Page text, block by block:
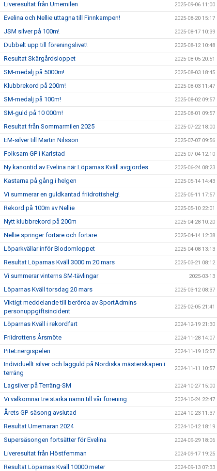
Liveresultat från Umemilen 2025-09-06 11:00
Evelina och Nellie uttagna till Finnkampen! 2025-08-20 15:17
JSM silver på 100m! 2025-08-17 10:39
Dubbelt upp till föreningslivet! 2025-08-12 10:48
Resultat Skärgårdsloppet 2025-08-05 20:51
SM-medalj på 5000m! 2025-08-03 18:45
Klubbrekord på 200m! 2025-08-03 11:47
SM-medalj på 100m! 2025-08-02 09:57
SM-guld på 10 000m! 2025-08-01 09:57
Resultat från Sommarmilen 2025 2025-07-22 18:00
EM-silver till Martin Nilsson 2025-07-07 09:56
Folksam GP i Karlstad 2025-07-04 12:10
Ny kanontid av Evelina när Löparnas Kväll avgjordes 2025-06-24 08:23
Kastarna på gång i helgen 2025-05-14 14:43
Vi summerar en guldkantad friidrottshelg! 2025-05-11 17:57
Rekord på 100m av Nellie 2025-05-10 22:01
Nytt klubbrekord på 200m 2025-04-28 10:20
Nellie springer fortare och fortare 2025-04-14 12:38
Löparkvällar inför Blodomloppet 2025-04-08 13:13
Resultat Löparnas Kväll 3000 m 20 mars 2025-03-21 08:12
Vi summerar vinterns SM-tävlingar 2025-03-13
Löparnas Kväll torsdag 20 mars 2025-03-12 08:37
Viktigt meddelande till berörda av SportAdmins
personuppgiftsincident
2025-02-05 21:41
Löparnas Kväll i rekordfart 2024-12-19 21:30
Friidrottens Årsmöte 2024-11-28 14:07
PiteEnergispelen 2024-11-19 15:57
Individuellt silver och lagguld på Nordiska mästerskapen i
terräng
2024-11-11 10:57
Lagsilver på Terräng-SM 2024-10-27 15:00
Vi välkomnar tre starka namn till vår förening 2024-10-24 22:47
Årets GP-säsong avslutad 2024-10-23 11:37
Resultat Umemaran 2024 2024-10-12 18:19
Supersäsongen fortsätter för Evelina 2024-09-29 18:06
Liveresultat från Höstfemman 2024-09-17 19:25
Resultat Löparnas Kväll 10000 meter 2024-09-13 07:33